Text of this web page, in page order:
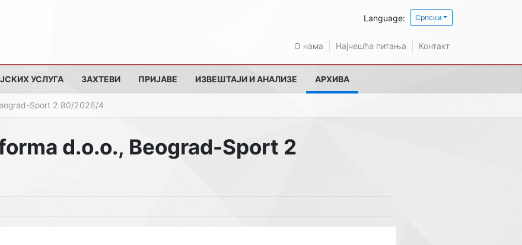
Language: Српски
О нама Најчешћа питања Контакт
УСЛУГА ЗАХТЕВИ ПРИЈАВЕ ИЗВЕШТАЈИ И АНАЛИЗЕ АРХИВА
Sport 2 80/2026/4
d.o.o., Beograd-Sport 2